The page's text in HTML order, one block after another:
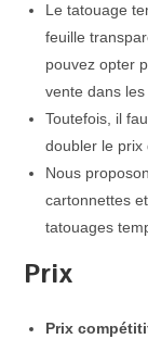
Le tatouage
feuille
pouvez opter
vente dans les
Toutefois, il
doubler le prix
Nous
cartonnettes
tatouages
Prix
Prix